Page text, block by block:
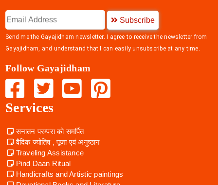
Subscribe
Send me the Gayajidham newsletter. I agree to receive the newsletter from
Gayajidham, and understand that I can easily unsubscribe at any time.
Follow Gayajidham
Services
सनातन परम्परा को समर्पित
वैदिक ज्योतिष , पूजा एवं अनुष्ठान
Traveling Assistance
Pind Daan Ritual
Handicrafts and Artistic paintings